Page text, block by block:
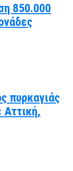
850.000
πυρκαγιάς